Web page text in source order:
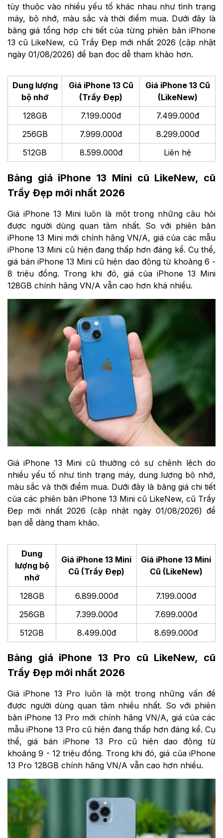
tùy thuộc vào nhiều yếu tố khác nhau như tình trạng
máy, bộ nhớ, màu sắc và thời điểm mua. Dưới đây là
bảng giá tổng hợp chi tiết của từng phiên bản iPhone
13 cũ LikeNew, cũ Trầy Đẹp mới nhất 2026 (cập nhật
ngày 01/08/2026) để bạn đọc dễ tham khảo hơn.
Dung lượng
bộ nhớ
Giá iPhone 13 Cũ
(Trầy Đẹp)
Giá iPhone 13 Cũ
(LikeNew)
128GB
7.199.000đ
7.499.000đ
256GB
7.999.000đ
8.299.000đ
512GB
8.599.000đ Liên hệ
Bảng giá iPhone 13 Mini cũ LikeNew, cũ
Trầy Đẹp mới nhất 2026
Giá iPhone 13 Mini luôn là một trong những câu hỏi
được người dùng quan tâm nhất. So với phiên bản
iPhone 13 Mini mới chính hãng VN/A, giá của các mẫu
iPhone 13 Mini cũ hiện đang thấp hơn đáng kể. Cụ thể,
giá bán iPhone 13 Mini cũ hiện dao động từ khoảng 6 -
8 triệu đồng. Trong khi đó, giá của iPhone 13 Mini
128GB chính hãng VN/A vẫn cao hơn khá nhiều.
Giá iPhone 13 Mini cũ thường có sự chênh lệch do
nhiều yếu tố như tình trạng máy, dung lượng bộ nhớ,
màu sắc và thời điểm mua. Dưới đây là bảng giá chi tiết
của các phiên bản iPhone 13 Mini cũ LikeNew, cũ Trầy
Đẹp mới nhất 2026 (cập nhật ngày 01/08/2026) để
bạn dễ dàng tham khảo.
Dung
lượng bộ
nhớ
Giá iPhone 13 Mini
Cũ (Trầy Đẹp)
Giá iPhone 13 Mini
Cũ (LikeNew)
128GB 6.899.000đ
7.199.000đ
256GB
7.399.000đ
7.699.000đ
512GB
8.499.00đ 8.699.000đ
Bảng giá iPhone 13 Pro cũ LikeNew, cũ
Trầy Đẹp mới nhất 2026
Giá iPhone 13 Pro luôn là một trong những vấn đề
được người dùng quan tâm nhiều nhất. So với phiên
bản iPhone 13 Pro mới chính hãng VN/A, giá của các
mẫu iPhone 13 Pro cũ hiện đang thấp hơn đáng kể. Cụ
thể, giá bán iPhone 13 Pro cũ hiện dao động từ
khoảng 9 - 12 triệu đồng. Trong khi đó, giá của iPhone
13 Pro 128GB chính hãng VN/A vẫn cao hơn nhiều.